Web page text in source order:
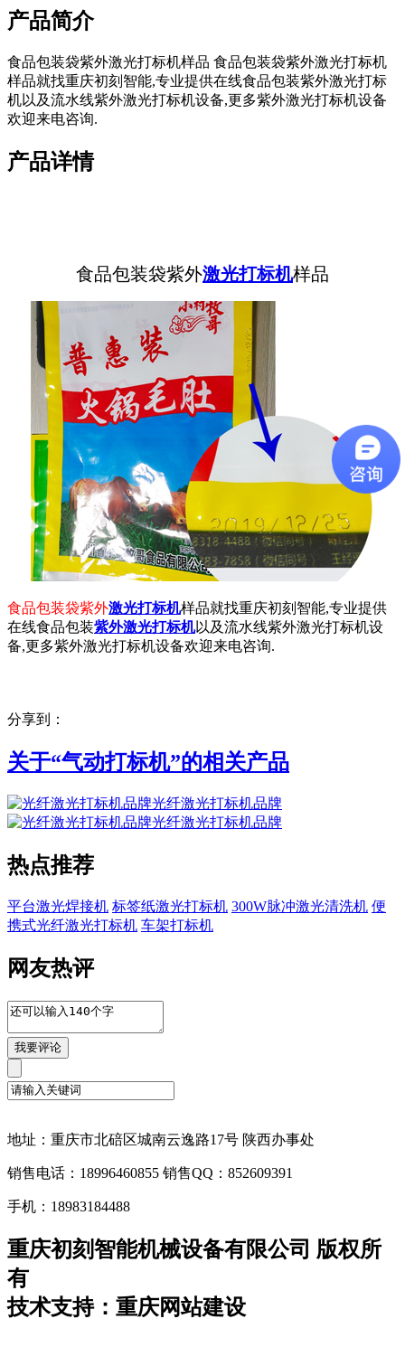
产品简介
食品包装袋紫外激光打标机样品 食品包装袋紫外激光打标机
样品就找重庆初刻智能,专业提供在线食品包装紫外激光打标
机以及流水线紫外激光打标机设备,更多紫外激光打标机设备
欢迎来电咨询.
产品详情
食品包装袋紫外激光打标机样品
食品包装袋紫外激光打标机样品就找重庆初刻智能,专业提供
在线食品包装紫外激光打标机以及流水线紫外激光打标机设
备,更多紫外激光打标机设备欢迎来电咨询.
分享到：
关于“气动打标机”的相关产品
光纤激光打标机品牌
光纤激光打标机品牌
热点推荐
平台激光焊接机 标签纸激光打标机 300W脉冲激光清洗机 便
携式光纤激光打标机 车架打标机
网友热评
地址：重庆市北碚区城南云逸路17号 陕西办事处
销售电话：18996460855 销售QQ：852609391
手机：18983184488
重庆初刻智能机械设备有限公司 版权所
有
技术支持：重庆网站建设